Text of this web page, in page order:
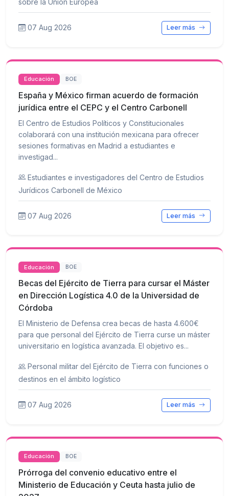
sobre la Unión Europea
07 Aug 2026 Leer más
Educación BOE
España y México firman acuerdo de formación
jurídica entre el CEPC y el Centro Carbonell
El Centro de Estudios Políticos y Constitucionales
colaborará con una institución mexicana para ofrecer
sesiones formativas en Madrid a estudiantes e
investigad...
Estudiantes e investigadores del Centro de Estudios
Jurídicos Carbonell de México
07 Aug 2026 Leer más
Educación BOE
Becas del Ejército de Tierra para cursar el Máster
en Dirección Logística 4.0 de la Universidad de
Córdoba
El Ministerio de Defensa crea becas de hasta 4.600€
para que personal del Ejército de Tierra curse un máster
universitario en logística avanzada. El objetivo es...
Personal militar del Ejército de Tierra con funciones o
destinos en el ámbito logístico
07 Aug 2026 Leer más
Educación BOE
Prórroga del convenio educativo entre el
Ministerio de Educación y Ceuta hasta julio de